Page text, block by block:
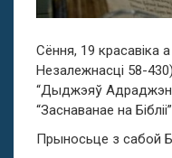
Сёння, 19 красавіка
Незалежнасці 58-
“Дыджэяў
“Заснаванае на
Прыносьце з сабой